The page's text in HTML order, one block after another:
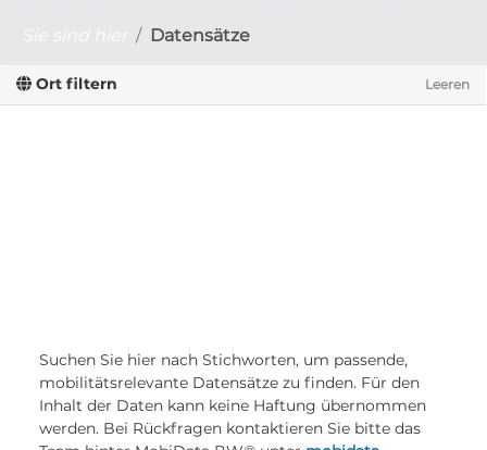
Datensätze
Ort filtern Leeren
Suchen Sie hier nach Stichworten, um passende,
mobilitätsrelevante Datensätze zu finden. Für den
Inhalt der Daten kann keine Haftung übernommen
werden. Bei Rückfragen kontaktieren Sie bitte das